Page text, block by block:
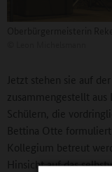
Jetzt stehen sie auf
zusammengestellt
Schülern, die
Bettina Otte
Kollegium betreut
Hinsicht auf das